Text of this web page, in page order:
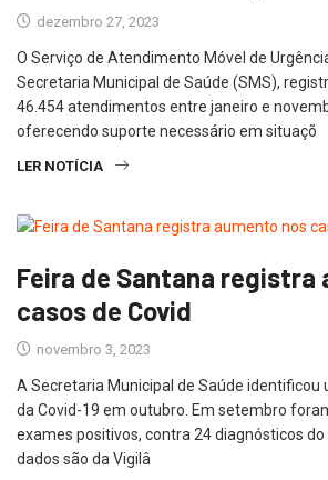
dezembro 27, 2023
O Serviço de Atendimento Móvel de
Secretaria Municipal de Saúde (SMS),
46.454 atendimentos entre janeiro e
oferecendo suporte necessário em situaçõ
LER NOTÍCIA
Feira de Santana registra
casos de Covid
novembro 3, 2023
A Secretaria Municipal de Saúde identificou
da Covid-19 em outubro. Em setembro
exames positivos, contra 24 diagnósticos do
dados são da Vigilâ